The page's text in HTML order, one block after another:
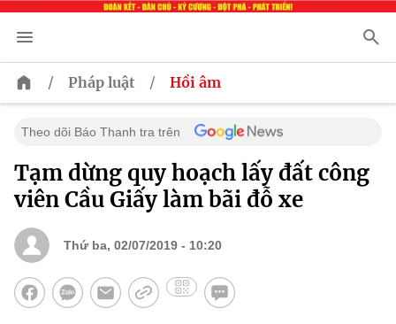
/ Pháp luật / Hồi âm
Theo dõi Báo Thanh tra trên
Tạm dừng quy hoạch lấy đất công
viên Cầu Giấy làm bãi đỗ xe
Thứ ba, 02/07/2019 - 10:20